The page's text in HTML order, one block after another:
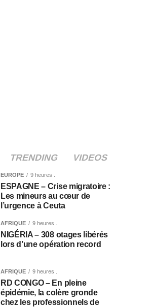
TRENDING VIDEOS
EUROPE 9 heures .
ESPAGNE – Crise migratoire :
Les mineurs au cœur de
l’urgence à Ceuta
AFRIQUE 9 heures .
NIGÉRIA – 308 otages libérés
lors d’une opération record
AFRIQUE 9 heures .
RD CONGO – En pleine
épidémie, la colère gronde
chez les professionnels de